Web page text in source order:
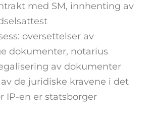
med SM, innhenting av
oversettelser av
dokumenter, notarius
av dokumenter
de juridiske kravene i det
IP-en er statsborger